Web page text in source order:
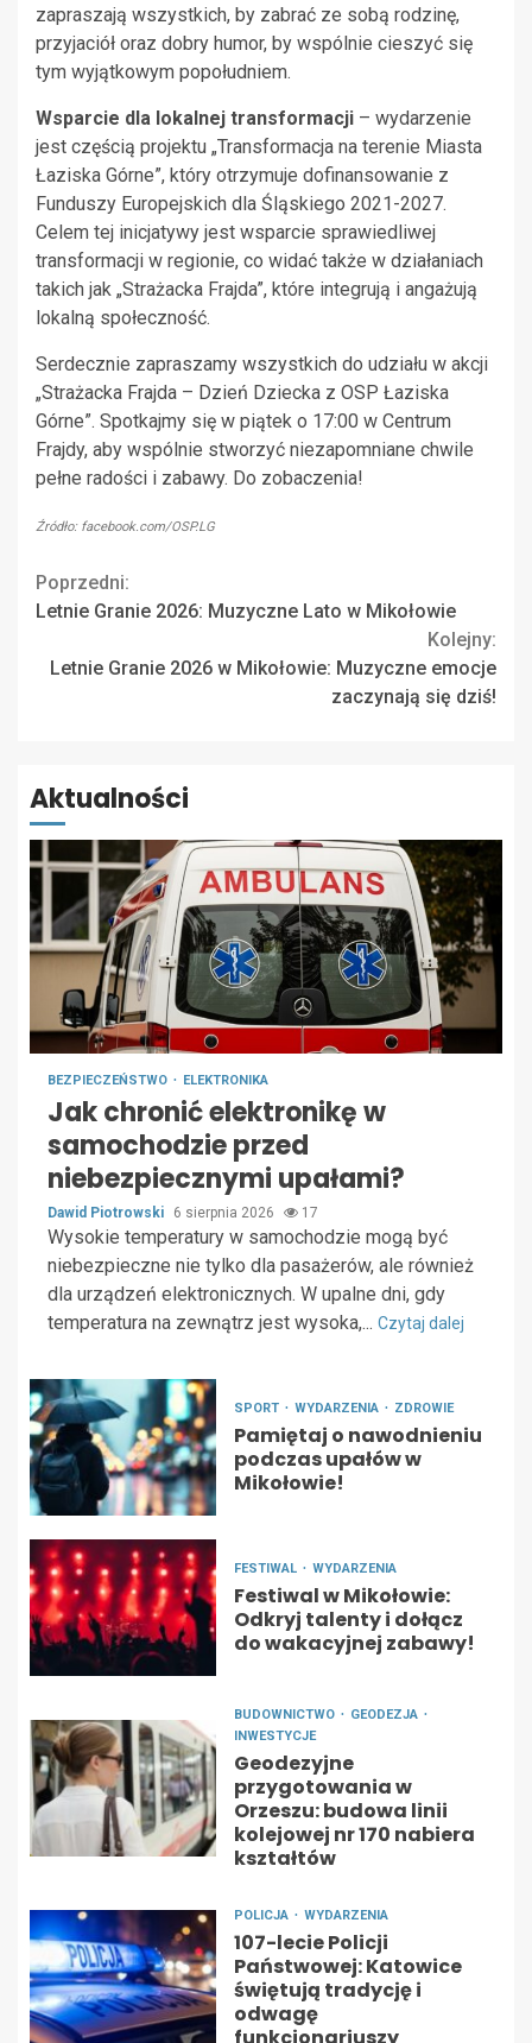
zapraszają wszystkich, by zabrać ze sobą rodzinę,
przyjaciół oraz dobry humor, by wspólnie cieszyć się
tym wyjątkowym popołudniem.
Wsparcie dla lokalnej transformacji – wydarzenie
jest częścią projektu „Transformacja na terenie Miasta
Łaziska Górne”, który otrzymuje dofinansowanie z
Funduszy Europejskich dla Śląskiego 2021-2027.
Celem tej inicjatywy jest wsparcie sprawiedliwej
transformacji w regionie, co widać także w działaniach
takich jak „Strażacka Frajda”, które integrują i angażują
lokalną społeczność.
Serdecznie zapraszamy wszystkich do udziału w akcji
„Strażacka Frajda – Dzień Dziecka z OSP Łaziska
Górne”. Spotkajmy się w piątek o 17:00 w Centrum
Frajdy, aby wspólnie stworzyć niezapomniane chwile
pełne radości i zabawy. Do zobaczenia!
Źródło: facebook.com/OSP.LG
Continue
Poprzedni:
Letnie Granie 2026: Muzyczne Lato w Mikołowie
Kolejny:
Letnie Granie 2026 w Mikołowie: Muzyczne emocje
zaczynają się dziś!
Aktualności
BEZPIECZEŃSTWO ELEKTRONIKA
Jak chronić elektronikę w
samochodzie przed
niebezpiecznymi upałami?
Dawid Piotrowski 6 sierpnia 2026 17
Wysokie temperatury w samochodzie mogą być
niebezpieczne nie tylko dla pasażerów, ale również
dla urządzeń elektronicznych. W upalne dni, gdy
temperatura na zewnątrz jest wysoka,... Czytaj dalej
SPORT WYDARZENIA ZDROWIE
Pamiętaj o nawodnieniu
podczas upałów w
Mikołowie!
FESTIWAL WYDARZENIA
Festiwal w Mikołowie:
Odkryj talenty i dołącz
do wakacyjnej zabawy!
BUDOWNICTWO
GEODEZJA
INWESTYCJE
Geodezyjne
przygotowania w
Orzeszu: budowa linii
kolejowej nr 170 nabiera
kształtów
POLICJA WYDARZENIA
107-lecie Policji
Państwowej: Katowice
świętują tradycję i
odwagę